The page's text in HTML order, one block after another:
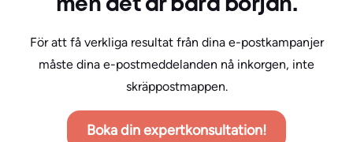
men det är bara början.
För att få verkliga resultat från dina e-postkampanjer
måste dina e-postmeddelanden nå inkorgen, inte
skräppostmappen.
Boka din expertkonsultation!